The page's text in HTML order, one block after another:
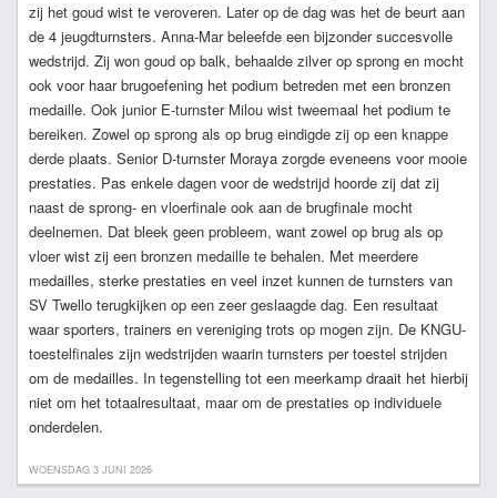
zij het goud wist te veroveren. Later op de dag was het de beurt aan
de 4 jeugdturnsters. Anna-Mar beleefde een bijzonder succesvolle
wedstrijd. Zij won goud op balk, behaalde zilver op sprong en mocht
ook voor haar brugoefening het podium betreden met een bronzen
medaille. Ook junior E-turnster Milou wist tweemaal het podium te
bereiken. Zowel op sprong als op brug eindigde zij op een knappe
derde plaats. Senior D-turnster Moraya zorgde eveneens voor mooie
prestaties. Pas enkele dagen voor de wedstrijd hoorde zij dat zij
naast de sprong- en vloerfinale ook aan de brugfinale mocht
deelnemen. Dat bleek geen probleem, want zowel op brug als op
vloer wist zij een bronzen medaille te behalen. Met meerdere
medailles, sterke prestaties en veel inzet kunnen de turnsters van
SV Twello terugkijken op een zeer geslaagde dag. Een resultaat
waar sporters, trainers en vereniging trots op mogen zijn. De KNGU-
toestelfinales zijn wedstrijden waarin turnsters per toestel strijden
om de medailles. In tegenstelling tot een meerkamp draait het hierbij
niet om het totaalresultaat, maar om de prestaties op individuele
onderdelen.
WOENSDAG 3 JUNI 2026